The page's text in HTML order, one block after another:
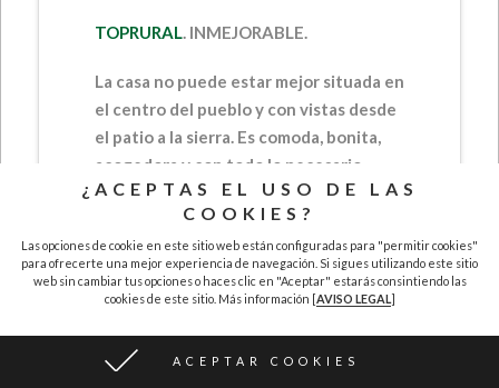
¿ACEPTAS EL USO DE LAS
COOKIES?
Las opciones de cookie en este sitio web están configuradas para "permitir cookies"
para ofrecerte una mejor experiencia de navegación. Si sigues utilizando este sitio
web sin cambiar tus opciones o haces clic en "Aceptar" estarás consintiendo las
cookies de este sitio. Más información [AVISO LEGAL]
ACEPTAR COOKIES
TOPRURAL INMEJORABLE.
La casa no puede estar mejor situada en
el centro del pueblo y con vistas desde
el patio a la sierra. Es comoda, bonita,
acogedora y con todo lo necesario…
muy bien equipada!. Los dueños
encantadores.
Repetiremos!
―María José Gil Dominguez